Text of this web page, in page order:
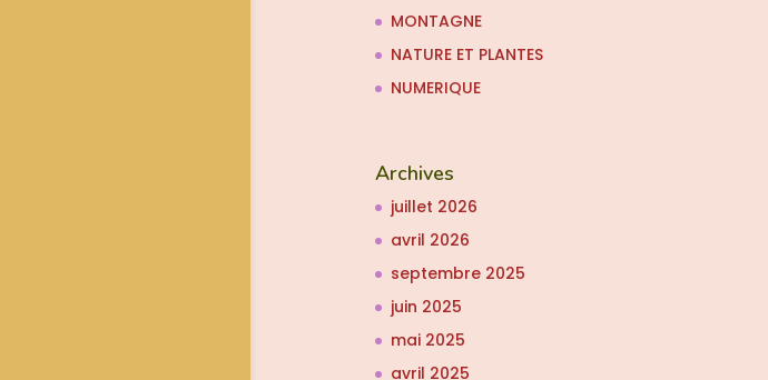
MONTAGNE
NATURE ET PLANTES
NUMERIQUE
Archives
juillet 2026
avril 2026
septembre 2025
juin 2025
mai 2025
avril 2025